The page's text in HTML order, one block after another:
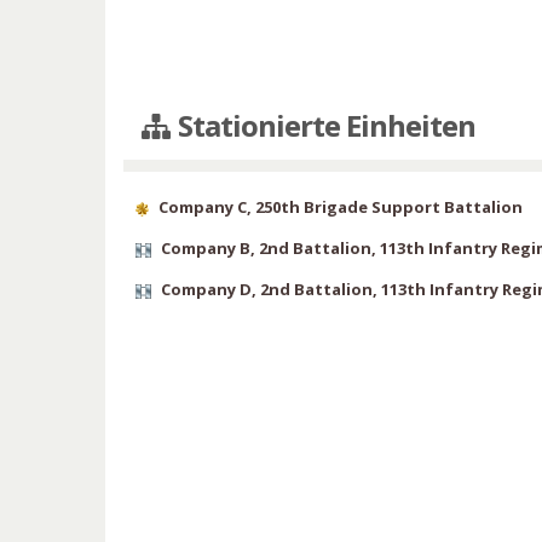
Stationierte Einheiten
Company C, 250th Brigade Support Battalion
Company B, 2nd Battalion, 113th Infantry
Company D, 2nd Battalion, 113th Infantry